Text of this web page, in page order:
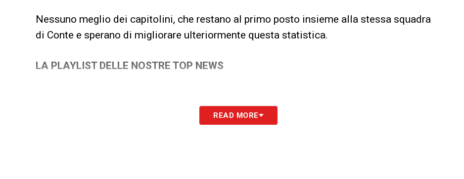
Nessuno meglio dei capitolini, che restano al primo posto insieme alla stessa squadra
di Conte e sperano di migliorare ulteriormente questa statistica.
LA PLAYLIST DELLE NOSTRE TOP NEWS
READ MORE